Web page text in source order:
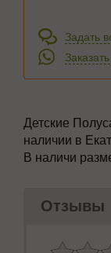
Задать
Детские
наличии в
В наличи
Отзывы